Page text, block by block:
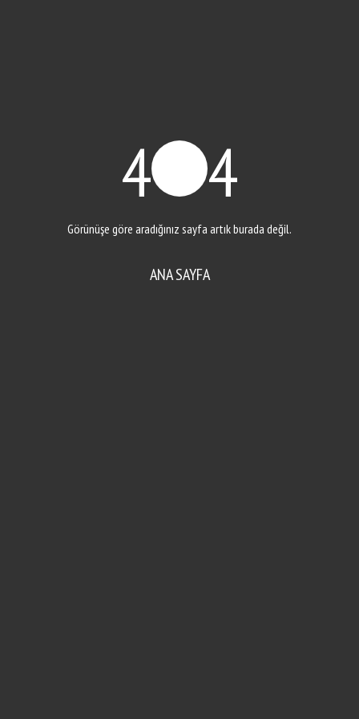
4 4
Görünüşe göre aradığınız sayfa artık burada değil.
ANA SAYFA